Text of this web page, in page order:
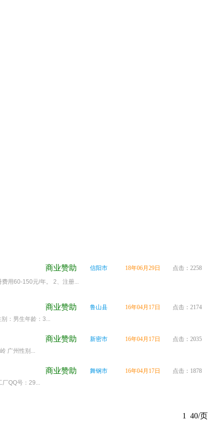
商业赞助 信阳市 18年06月29日
点击：2258
用60-150元/年。 2、注册...
商业赞助 鲁山县 16年04月17日
点击：2174
：男生年龄：3...
商业赞助 新密市 16年04月17日
点击：2035
广州性别...
商业赞助 舞钢市 16年04月17日
点击：1878
厂QQ号：29...
1 40/页